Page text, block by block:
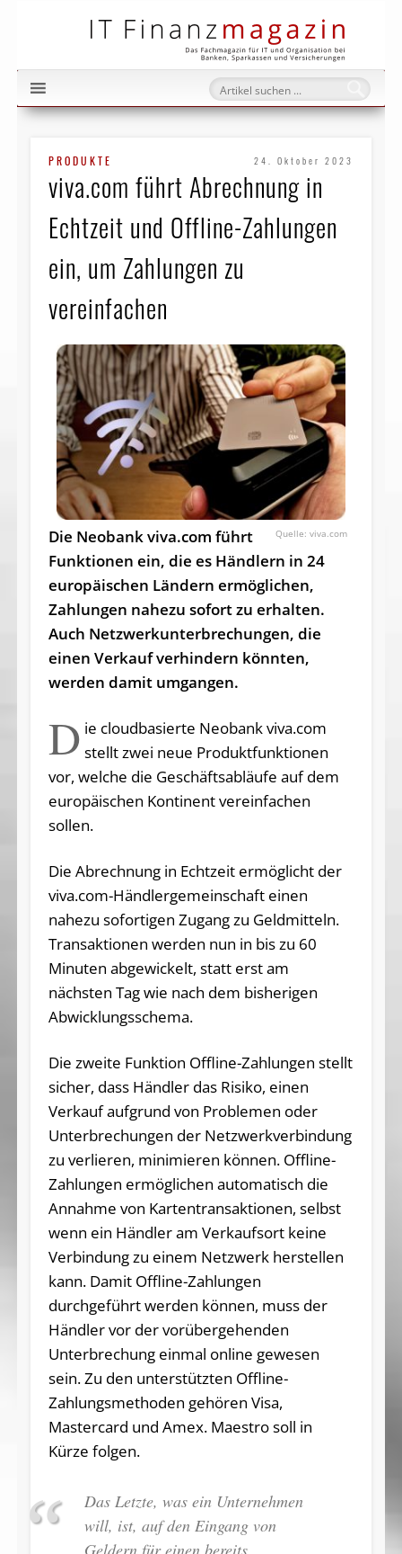
PRODUKTE 24. Oktober 2023
viva.com führt Abrechnung in
Echtzeit und Offline-Zahlungen
ein, um Zahlungen zu
vereinfachen
viva.com
Die Neobank viva.com führt
Funktionen ein, die es Händlern in 24
europäischen Ländern ermöglichen,
Zahlungen nahezu sofort zu erhalten.
Auch Netzwerkunterbrechungen, die
einen Verkauf verhindern könnten,
werden damit umgangen.
D ie cloudbasierte Neobank viva.com
stellt zwei neue Produktfunktionen
vor, welche die Geschäftsabläufe auf dem
europäischen Kontinent vereinfachen
sollen.
Die Abrechnung in Echtzeit ermöglicht der
viva.com-Händlergemeinschaft einen
nahezu sofortigen Zugang zu Geldmitteln.
Transaktionen werden nun in bis zu 60
Minuten abgewickelt, statt erst am
nächsten Tag wie nach dem bisherigen
Abwicklungsschema.
Die zweite Funktion Offline-Zahlungen stellt
sicher, dass Händler das Risiko, einen
Verkauf aufgrund von Problemen oder
Unterbrechungen der Netzwerkverbindung
zu verlieren, minimieren können. Offline-
Zahlungen ermöglichen automatisch die
Annahme von Kartentransaktionen, selbst
wenn ein Händler am Verkaufsort keine
Verbindung zu einem Netzwerk herstellen
kann. Damit Offline-Zahlungen
durchgeführt werden können, muss der
Händler vor der vorübergehenden
Unterbrechung einmal online gewesen
sein. Zu den unterstützten Offline-
Zahlungsmethoden gehören Visa,
Mastercard und Amex. Maestro soll in
Kürze folgen.
Das Letzte, was ein Unternehmen
will, ist, auf den Eingang von
Geldern für einen bereits